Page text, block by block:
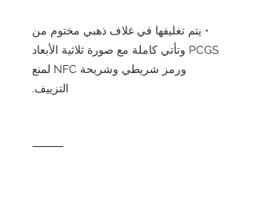
• يتم تغليفها في غلاف ذهبي مختوم من
PCGS وتأتي كاملة مع صورة ثلاثية الأبعاد
ورمز شريطي وشريحة NFC لمنع
التزييف.
⸻